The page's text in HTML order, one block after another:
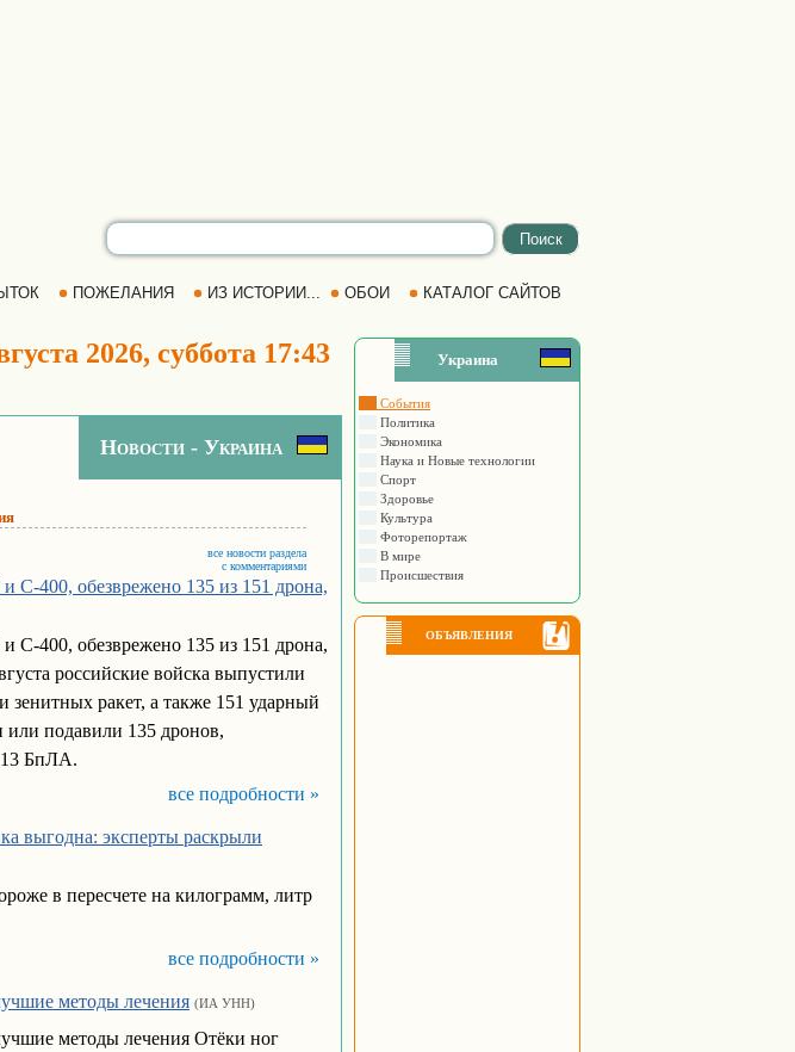
ПОЖЕЛАНИЯ ИЗ ИСТОРИИ... ОБОИ КАТАЛОГ САЙТОВ
2026, суббота 17:43
Новости - Украина
все новости раздела
с комментариями
С-400, обезврежено 135 из 151 дрона,
С-400, обезврежено 135 из 151 дрона,
российские войска выпустили
зенитных ракет, а также 151 ударный
подавили 135 дронов,
13 БпЛА.
все подробности »
выгодна: эксперты раскрыли
в пересчете на килограмм, литр
все подробности »
методы лечения (ИА УНН)
методы лечения Отёки ног
Украина
События
Политика
Экономика
Наука и Новые технологии
Спорт
Здоровье
Культура
Фоторепортаж
В мире
Происшествия
ОБЪЯВЛЕНИЯ